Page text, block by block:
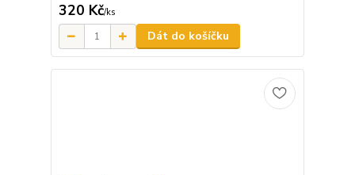
320 Kč/ks
Dát do košíčku